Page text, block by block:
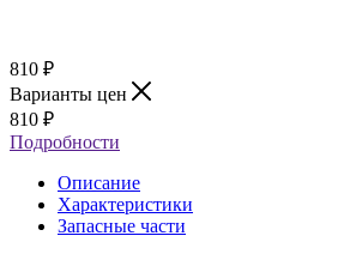
810 ₽
Варианты цен
810 ₽
Подробности
Описание
Характеристики
Запасные части